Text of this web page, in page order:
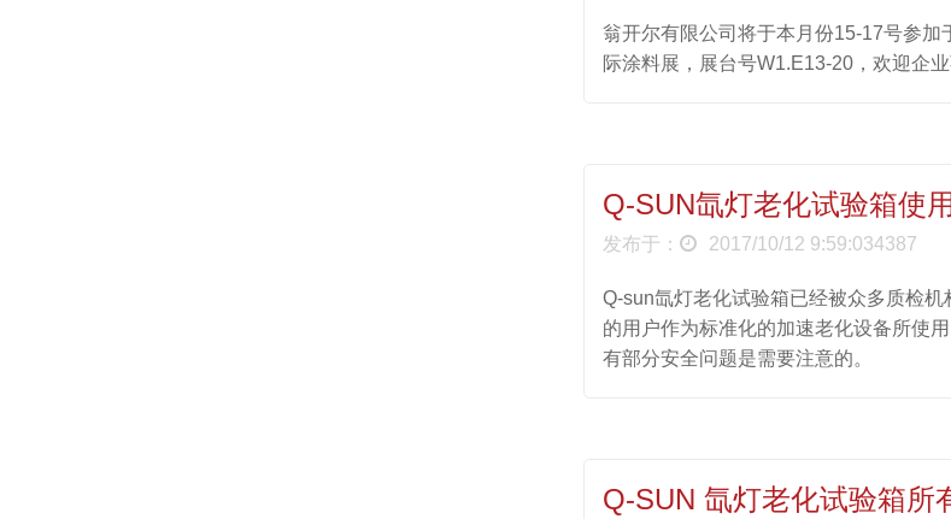
翁开尔有限公司将于本月份15-17号参加
际涂料展，展台号W1.E13-20，欢迎企
Q-SUN氙灯老化试验箱使
发布于： 2017/10/12 9:59:034387
Q-sun氙灯老化试验箱已经被众多质检
的用户作为标准化的加速老化设备所使
有部分安全问题是需要注意的。
Q-SUN 氙灯老化试验箱所